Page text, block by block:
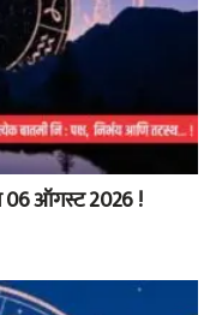
06 ऑगस्ट 2026 !